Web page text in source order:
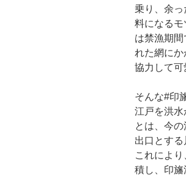
乗り、余
料になるモ
は禁漁期
れた網に
協力して可
そんな#印
江戸を洪
とは、今
出口とする
これによ
積し、印